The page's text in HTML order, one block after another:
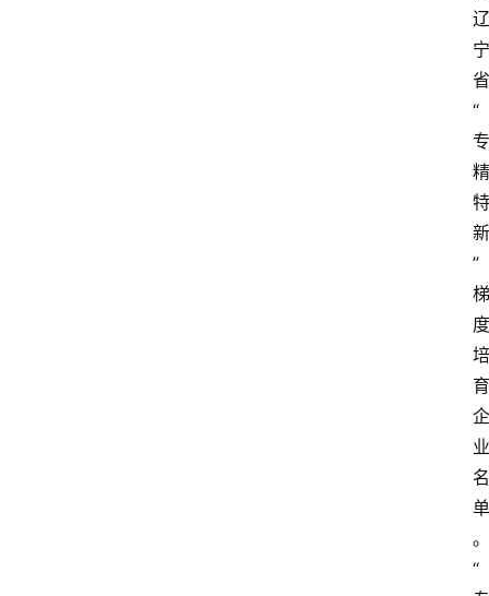
辽
宁
省
“
专
精
特
新
”
梯
度
培
育
企
业
名
单
。
“